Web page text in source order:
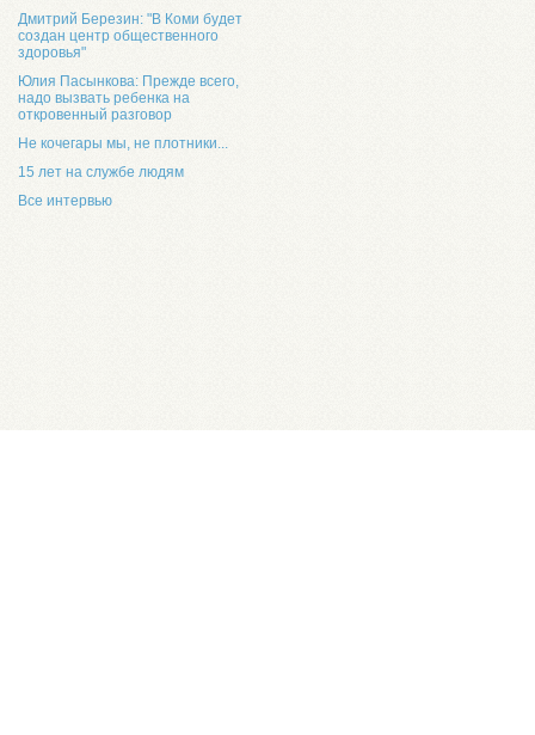
Дмитрий Березин: "В Коми будет
создан центр общественного
здоровья"
Юлия Пасынкова: Прежде всего,
надо вызвать ребенка на
откровенный разговор
Не кочегары мы, не плотники...
15 лет на службе людям
Все интервью